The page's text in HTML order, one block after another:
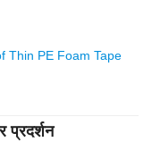
प्रदर्शन